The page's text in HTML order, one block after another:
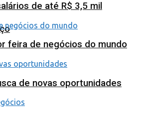
de até R$ 3,5 mil
feira de negócios do mundo
de novas oportunidades